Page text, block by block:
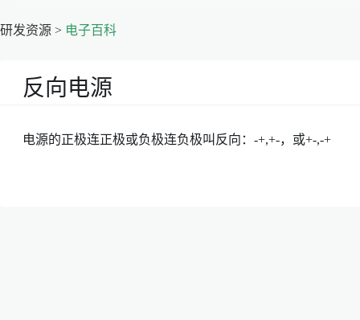
研发资源 > 电子百科
反向电源
电源的正极连正极或负极连负极叫反向：-+,+-，或+-,-+